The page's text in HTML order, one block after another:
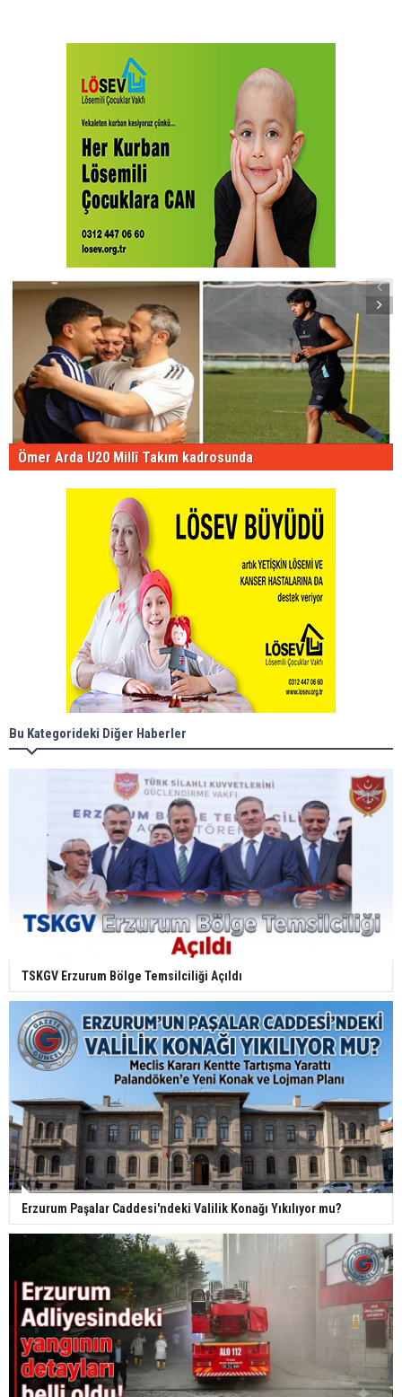
Ömer Arda U20 Millî Takım kadrosunda
Bu Kategorideki Diğer Haberler
TSKGV Erzurum Bölge Temsilciliği Açıldı
Erzurum Paşalar Caddesi'ndeki Valilik Konağı Yıkılıyor mu?